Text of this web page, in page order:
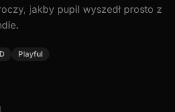
jakby pupil wyszedł prosto z
Playful